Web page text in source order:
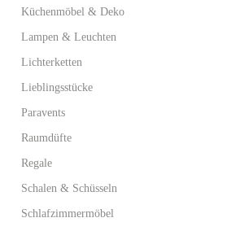
Küchenmöbel & Deko
Lampen & Leuchten
Lichterketten
Lieblingsstücke
Paravents
Raumdüfte
Regale
Schalen & Schüsseln
Schlafzimmermöbel